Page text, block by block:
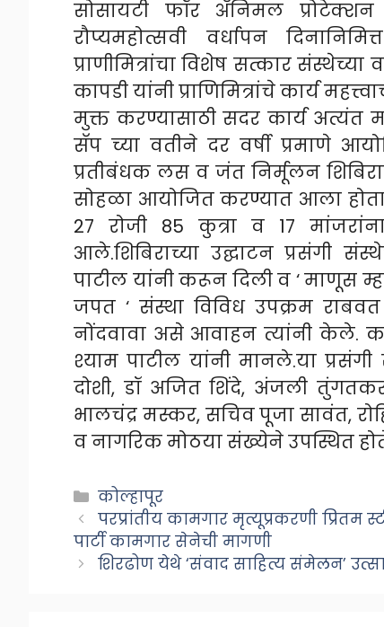
सोसायटी फॉर ॲनिमल
रौप्यमहोत्सवी वर्धापन
प्राणीमित्रांचा विशेष सत्कार
कापडी यांनी प्राणिमित्रांचे कार्य
मुक्त करण्यासाठी सदर कार्य
सॅप च्या वतीने दर वर्षी प्रमाणे
प्रतीबंधक लस व जंत निर्मूलन
सोहळा आयोजित करण्यात आला होता.
27 रोजी 85 कुत्रा व 17
आले.शिबिराच्या उद्घाटन प्रसंगी
पाटील यांनी करून दिली व ‘ माणूस
जपत ‘ संस्था विविध उपक्रम
नोंदवावा असे आवाहन त्यांनी केले.
श्याम पाटील यांनी मानले.या
दोशी, डॉ अजित शिंदे, अंजली
भालचंद्र मस्कर, सचिव पूजा सावंत,
व नागरिक मोठया संख्येने उपस्थित
Categories
कोल्हापूर
परप्रांतीय कामगार मृत्यूप्रकरणी
पार्टी कामगार सेनेची मागणी
शिरढोण येथे ‘संवाद साहित्य संमेलन’